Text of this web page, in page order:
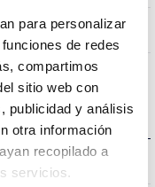
para personalizar
de redes
compartimos
sitio web con
publicidad y análisis
otra información
recopilado a
servicios.
Directa
G13